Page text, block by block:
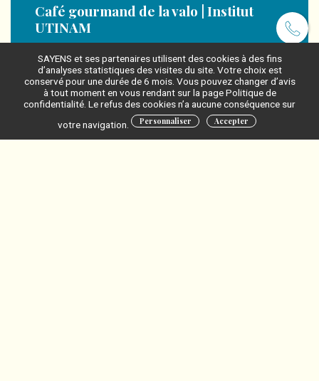
Café gourmand de la valo | Institut
UTINAM
Un temps d'échange autour d'un café gourmand pour en
savoir…
En savoir +
SAYENS et ses partenaires utilisent des cookies à des fins
d’analyses statistiques des visites du site. Votre choix est
conservé pour une durée de 6 mois. Vous pouvez changer d’avis
à tout moment en vous rendant sur la page Politique de
confidentialité. Le refus des cookies n’a aucune conséquence sur
votre navigation.
Personnaliser Accepter